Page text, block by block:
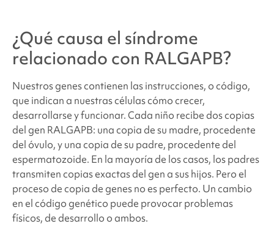
¿Qué causa el síndrome
relacionado con RALGAPB?
Nuestros genes contienen las instrucciones, o código,
que indican a nuestras células cómo crecer,
desarrollarse y funcionar. Cada niño recibe dos copias
del gen RALGAPB: una copia de su madre, procedente
del óvulo, y una copia de su padre, procedente del
espermatozoide. En la mayoría de los casos, los padres
transmiten copias exactas del gen a sus hijos. Pero el
proceso de copia de genes no es perfecto. Un cambio
en el código genético puede provocar problemas
físicos, de desarrollo o ambos.